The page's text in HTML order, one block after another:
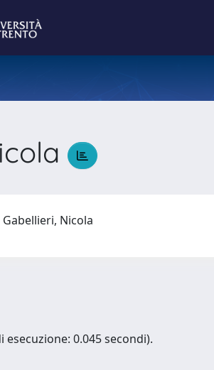
Gabellieri, Nicola
esecuzione: 0.045 secondi).